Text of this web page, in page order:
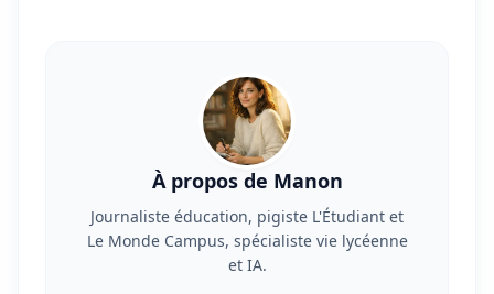
À propos de Manon
Journaliste éducation, pigiste L'Étudiant et
Le Monde Campus, spécialiste vie lycéenne
et IA.